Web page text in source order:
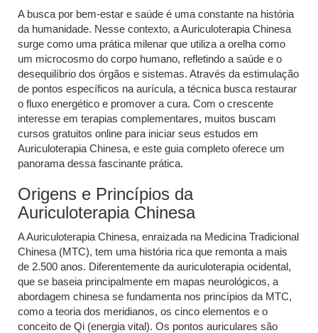
A busca por bem-estar e saúde é uma constante na história
da humanidade. Nesse contexto, a Auriculoterapia Chinesa
surge como uma prática milenar que utiliza a orelha como
um microcosmo do corpo humano, refletindo a saúde e o
desequilíbrio dos órgãos e sistemas. Através da estimulação
de pontos específicos na aurícula, a técnica busca restaurar
o fluxo energético e promover a cura. Com o crescente
interesse em terapias complementares, muitos buscam
cursos gratuitos online para iniciar seus estudos em
Auriculoterapia Chinesa, e este guia completo oferece um
panorama dessa fascinante prática.
Origens e Princípios da
Auriculoterapia Chinesa
A Auriculoterapia Chinesa, enraizada na Medicina Tradicional
Chinesa (MTC), tem uma história rica que remonta a mais
de 2.500 anos. Diferentemente da auriculoterapia ocidental,
que se baseia principalmente em mapas neurológicos, a
abordagem chinesa se fundamenta nos princípios da MTC,
como a teoria dos meridianos, os cinco elementos e o
conceito de Qi (energia vital). Os pontos auriculares são